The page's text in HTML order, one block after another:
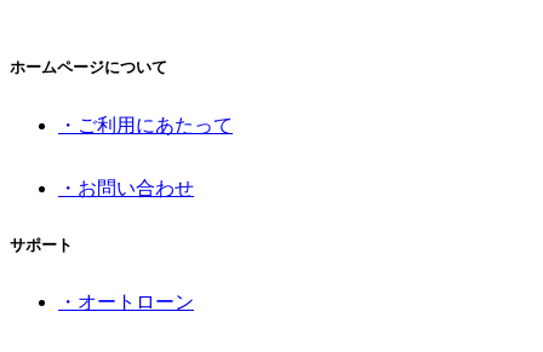
ホームページについて
・ご利用にあたって
・お問い合わせ
サポート
・オートローン